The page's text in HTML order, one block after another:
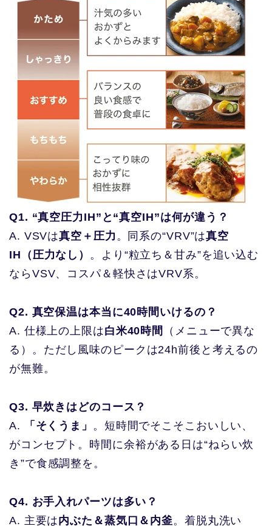
Q1. “真空圧力IH”と“真空IH”は何が違う？
A. VSVは真空＋圧力 。同系の“VRV”は真空
IH（圧力なし） 。より“粒立ち＆甘み”を追い込む
ならVSV、コスパ＆軽快さはVRV系。
Q2. 真空保温は本当に40時間いけるの？
A. 仕様上の上限は白米40時間
（メニューで異な
る）。ただし風味のピークは24h前後と考えるの
が無難。
Q3. 早炊きはどのコース？
A.
「そくうま」 。短時間でそこそこおいしい、
がコンセプト。時間に余裕がある日は“ねらい炊
き”で食感調整を。
Q4. お手入れパーツは多い？
A. 主要は内ぶた＆蒸気口＆内釜。着脱丸洗い